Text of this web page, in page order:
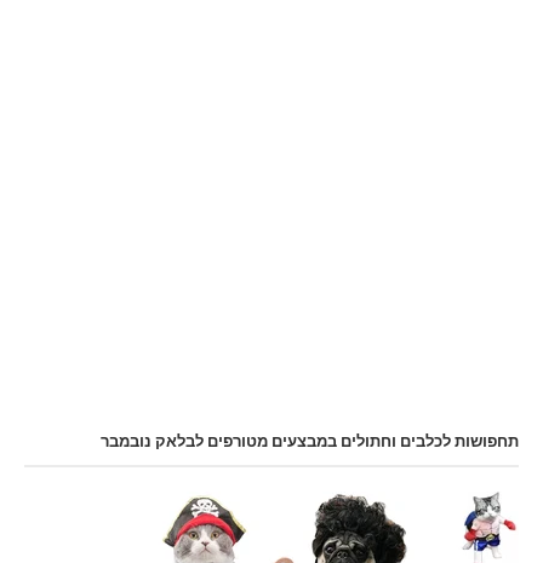
תחפושות לכלבים וחתולים במבצעים מטורפים לבלאק נובמבר